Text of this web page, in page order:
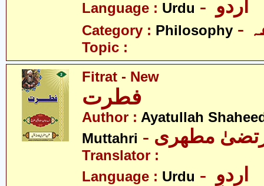
Language : Urdu
Category : Philosophy
Topic :
Fitrat - New
فطرت
Author : Ayatullah
Muttahri
مطھری
Translator :
Language : Urdu